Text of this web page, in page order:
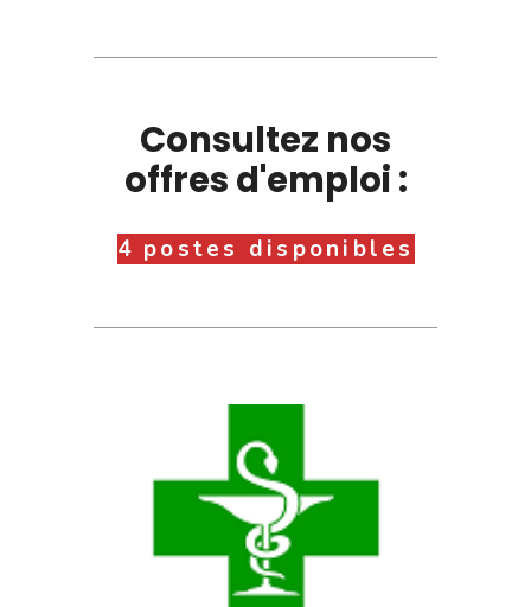
Consultez nos
offres d'emploi :
4 postes disponibles